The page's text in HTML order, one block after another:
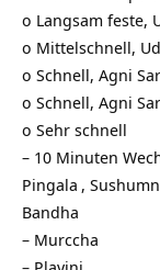
o Langsam feste,
o Mittelschnell,
o Schnell, Agni
o Schnell, Agni
o Sehr schnell
– 10 Minuten
Pingala ,
Bandha
– Murccha